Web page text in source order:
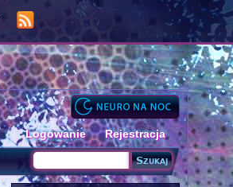
Logowanie Rejestracja
Formularz wyszukiwania